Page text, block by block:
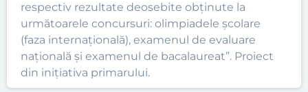
respectiv rezultate deosebite obținute la
următoarele concursuri: olimpiadele școlare
(faza internațională), examenul de evaluare
națională și examenul de bacalaureat”. Proiect
din inițiativa primarului.